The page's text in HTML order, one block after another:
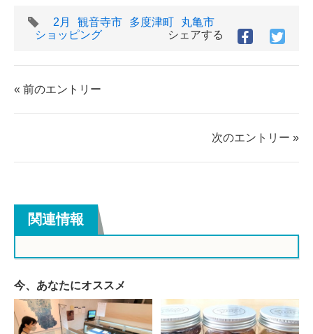
タ
グ
2月 観音寺市 多度津町
丸亀市
ショッピング
シェアする
Facebook
シ
す
シ
す
« 前のエントリー
次のエントリー »
関連情報
今、あなたにオススメ